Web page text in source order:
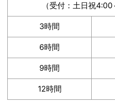
（受付：土日祝4:00
3時間
6時間
9時間
12時間